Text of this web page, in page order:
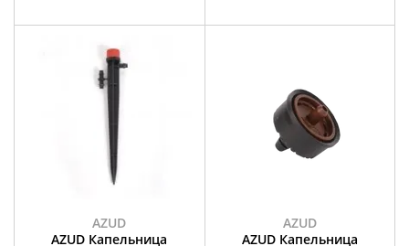
AZUD
AZUD Капельница
AZUD
AZUD Капельница